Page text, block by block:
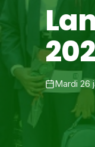
Mardi 26